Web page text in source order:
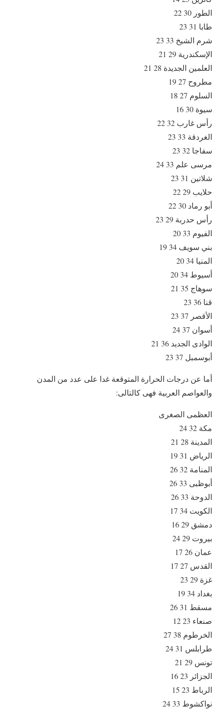
الطور 30 22
طابا 31 23
شرم الشيخ 33 23
الإسكندرية 29 21
العلمين الجديدة 28 21
مطروح 27 19
السلوم 27 18
سيوة 30 16
رأس غارب 32 22
الغردقة 33 23
سفاجا 32 23
مرسى علم 33 24
شلاتين 31 23
حلايب 29 22
أبو رماد 30 22
رأس حدربة 29 23
الفيوم 33 20
بني سويف 34 19
المنيا 34 20
أسيوط 34 20
سوهاج 35 21
قنا 36 23
الأقصر 37 23
أسوان 37 24
الوادى الجديد 36 21
أبوسمبل 37 23
أما عن درجات الحرارة المتوقعة غدا على عدد من المدن
والعواصم العربية فهى كالتالى:
العظمى الصغرى
مكة 32 24
المدينة 28 21
الرياض 31 19
المنامة 32 26
أبوظبى 33 26
الدوحة 33 26
الكويت 34 17
دمشق 29 16
بيروت 29 24
عمان 26 17
القدس 27 17
غزة 29 23
بغداد 34 19
مسقط 31 26
صنعاء 23 12
الخرطوم 38 27
طرابلس 31 24
تونس 29 21
الجزائر 23 16
الرباط 23 15
نواكشوط 33 24